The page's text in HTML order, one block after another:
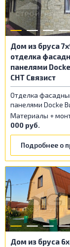
Дом из бруса
отделка
панелями
СНТ Связист
Отделка
панелями Docke
Материалы +
000 руб.
Подробнее о
Дом из бруса